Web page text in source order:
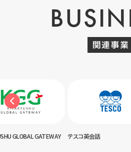
関連事業
GLOBAL GATEWAY テスコ英会話